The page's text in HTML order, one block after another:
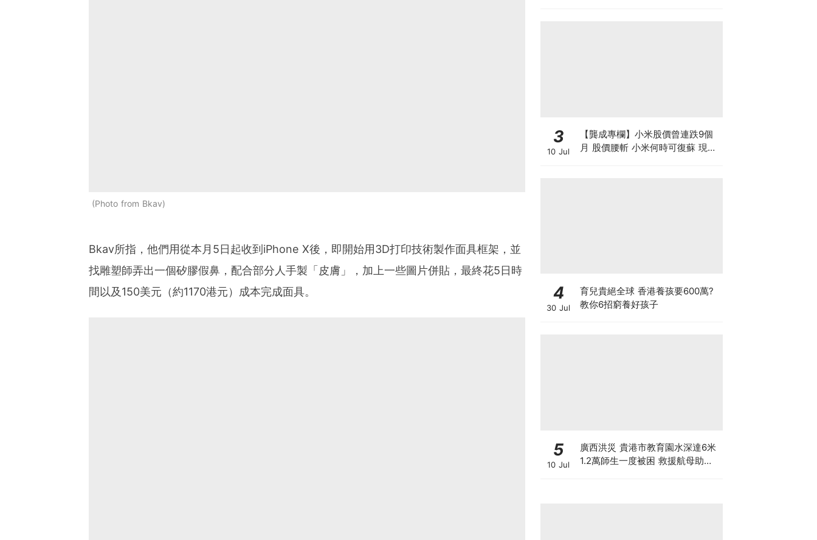
Photo from Bkav
Bkav所指，他們用從本月5日起收到iPhone X後，即開始用3D打印技術製作面具框架，並
找雕塑師弄出一個矽膠假鼻，配合部分人手製「皮膚」，加上一些圖片併貼，最終花5日時
間以及150美元（約1170港元）成本完成面具。
3
10 Jul
【龔成專欄】小米股價曾連跌9個
月 股價腰斬 小米何時可復蘇 現在
4
30 Jul
育兒貴絕全球 香港養孩要600萬?
教你6招窮養好孩子
5
10 Jul
廣西洪災 貴港市教育園水深達6米
1.2萬師生一度被困 救援航母助逃